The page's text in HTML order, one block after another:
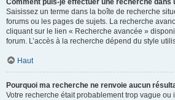
Comment puis-je effectuer une recherche dans
Saisissez un terme dans la boîte de recherche
forums ou les pages de sujets. La recherche
cliquant sur le lien « Recherche avancée »
forum. L’accès à la recherche dépend du style
Haut
Pourquoi ma recherche ne renvoie aucun
Votre recherche était probablement trop vague ou